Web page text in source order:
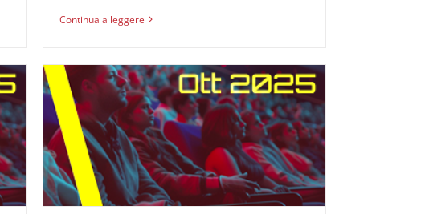
Continua a leggere
AGGIORNAMENTO AUDIMOVIE Il Profilo degli
Spettatori delle Sale Cinematografiche \ OTTOBRE
2025
AUDIMOVIE Ricerche Pubblicità Cinema Il Profilo
degli Spettatori delle Sale Cinematografiche